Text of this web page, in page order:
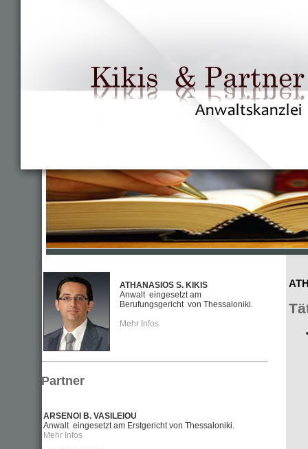
ATHANASIOS S. KIKIS
Anwalt eingesetzt am
Berufungsgericht von Thessaloniki.
Mehr Infos
Partner
ARSENOI B. VASILEIOU
Anwalt eingesetzt am Erstgericht von Thessaloniki.
Mehr Infos